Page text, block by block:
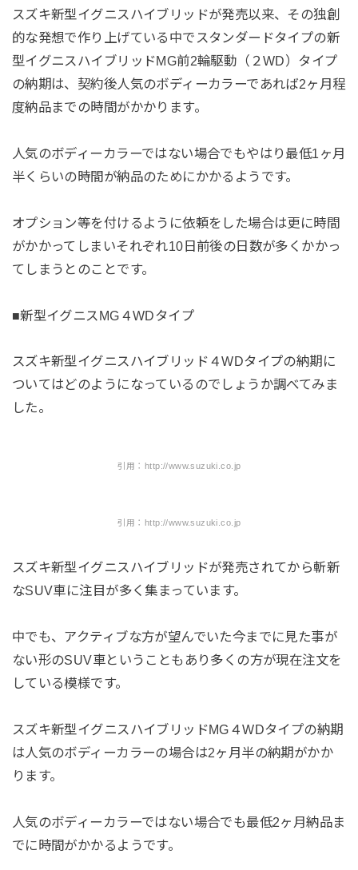
スズキ新型イグニスハイブリッドが発売以来、その独創
的な発想で作り上げている中でスタンダードタイプの新
型イグニスハイブリッドMG前2輪駆動（２WD）タイプ
の納期は、契約後人気のボディーカラーであれば2ヶ月程
度納品までの時間がかかります。
人気のボディーカラーではない場合でもやはり最低1ヶ月
半くらいの時間が納品のためにかかるようです。
オプション等を付けるように依頼をした場合は更に時間
がかかってしまいそれぞれ10日前後の日数が多くかかっ
てしまうとのことです。
■新型イグニスMG４WDタイプ
スズキ新型イグニスハイブリッド４WDタイプの納期に
ついてはどのようになっているのでしょうか調べてみま
した。
引用：http://www.suzuki.co.jp
引用：http://www.suzuki.co.jp
スズキ新型イグニスハイブリッドが発売されてから斬新
なSUV車に注目が多く集まっています。
中でも、アクティブな方が望んでいた今までに見た事が
ない形のSUV車ということもあり多くの方が現在注文を
している模様です。
スズキ新型イグニスハイブリッドMG４WDタイプの納期
は人気のボディーカラーの場合は2ヶ月半の納期がかか
ります。
人気のボディーカラーではない場合でも最低2ヶ月納品ま
でに時間がかかるようです。